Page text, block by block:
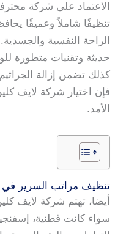
الاعتماد على شركة
تنظيفًا شاملاً وعميقًا
الراحة النفسية
حديثة وتقنيات متطورة
كذلك تضمن إزالة
فإن اختيار شركة لايف
الأمد.
تنظيف مراتب السرير في
أيضا، تهتم شركة لايف
سواء كانت قطنية،